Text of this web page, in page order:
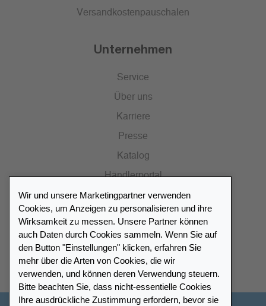
Versandkostenpauschalen
Unternehmen
Service
Über uns
Karriere
Presse
Katalog
Händlerportal
Händlerverzeichnis
Meinen Leuchtturm Händler finden
Wir und unsere Marketingpartner verwenden
Cookies, um Anzeigen zu personalisieren und ihre
Wirksamkeit zu messen. Unsere Partner können
auch Daten durch Cookies sammeln. Wenn Sie auf
den Button "Einstellungen" klicken, erfahren Sie
mehr über die Arten von Cookies, die wir
verwenden, und können deren Verwendung steuern.
Bitte beachten Sie, dass nicht-essentielle Cookies
Ihre ausdrückliche Zustimmung erfordern, bevor sie